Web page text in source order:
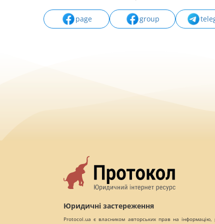
page group
Юридичні застереження
Protocol.ua є власником авторських прав на